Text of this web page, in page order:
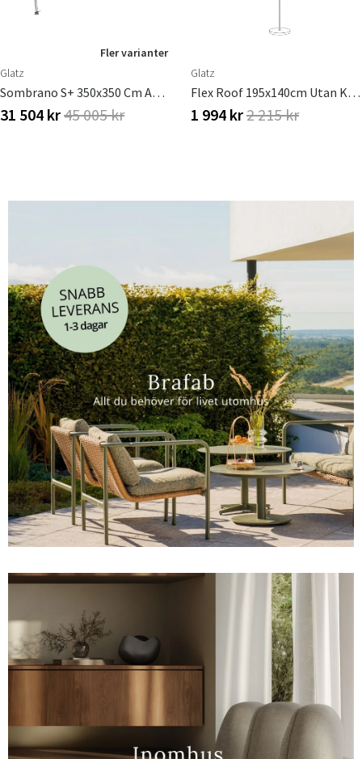
Fler varianter
Glatz
Sombrano S+ 350x350 Cm Anodizerad Alu Frihängande Parasoll
31 504 kr45 005 kr
Glatz
Flex Roof 195x140cm Utan Kappa 1 050 Sand White Glatz Basprodukt
1 994 kr2 215 kr